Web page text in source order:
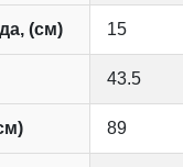
(см) 15
43.5
89